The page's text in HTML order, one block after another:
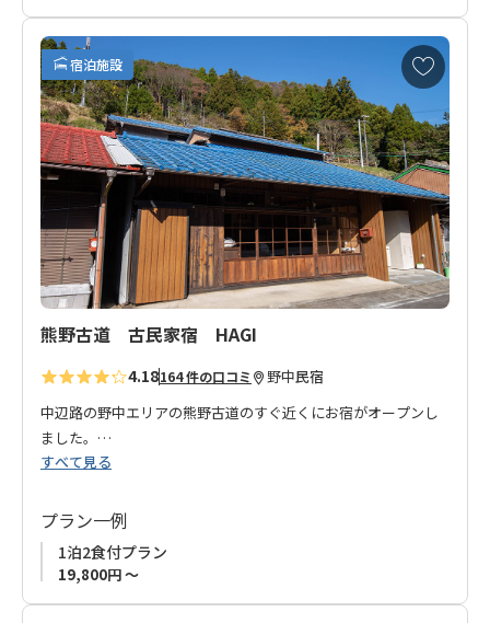
いう意味です。
日頃の慌しい生活から開放されたひとときを、自然に囲まれた
静かな環境の中、あるがままに、自然に、お過ごし下さい。
◆アーリーチェックインについて◆
通常のチェックイン時刻より早い時間（13:00～15：00）にチェ
ックインをご希望の場合は、1室につき別途1,000円を宿泊施設
現地にてお支払いください。
ご希望の方は、お申込み画面備考欄にその旨をご記載くださ
い。
宿泊施設
お
気
に
入
り
に
追
加
熊野古道 古民家宿 HAGI
4.18164 件の口コミ 野中民宿
中辺路の野中エリアの熊野古道のすぐ近くにお宿がオープンし
ました。
熊野のパワーに魅かれたオーナーが、ご縁があって東京からIタ
以前は商店だった建物をリフォームされております。
山の斜面を利用して建てられているので、２階3階への客室への
階段はまるで忍者屋敷！
お客様と地域といろんなご縁をつなげていきたい、また、お宿
すべて見る
プラン一例
1泊2食付プラン
19,800円 ～